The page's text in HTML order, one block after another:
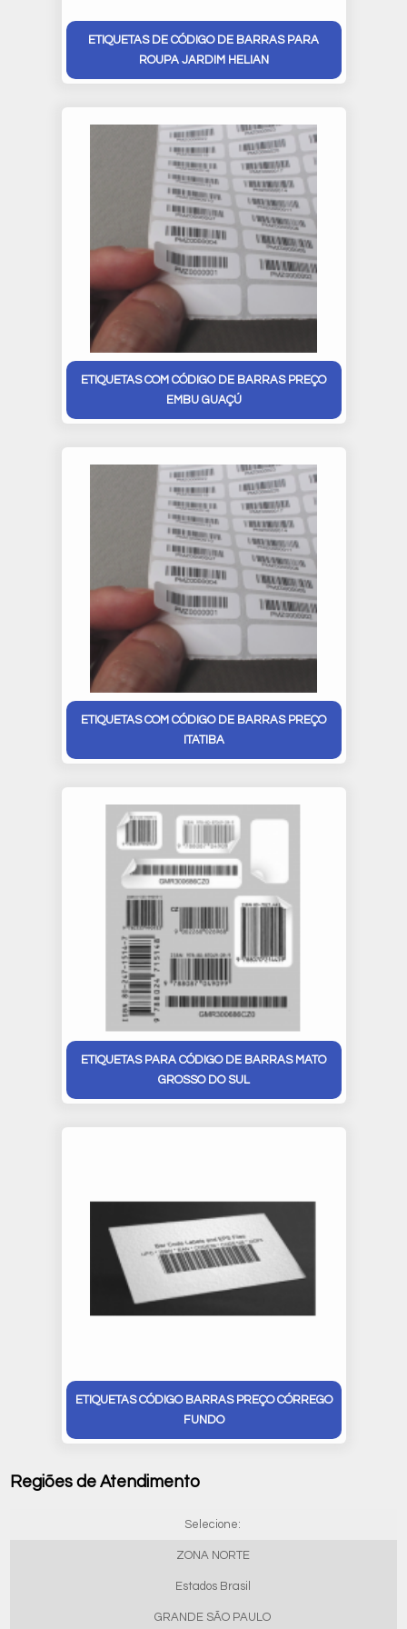
ETIQUETAS DE CÓDIGO DE BARRAS PARA
ROUPA JARDIM HELIAN
ETIQUETAS COM CÓDIGO DE BARRAS PREÇO
EMBU GUAÇÚ
ETIQUETAS COM CÓDIGO DE BARRAS PREÇO
ITATIBA
ETIQUETAS PARA CÓDIGO DE BARRAS MATO
GROSSO DO SUL
ETIQUETAS CÓDIGO BARRAS PREÇO CÓRREGO
FUNDO
Regiões de Atendimento
Selecione:
ZONA NORTE
Estados Brasil
GRANDE SÃO PAULO